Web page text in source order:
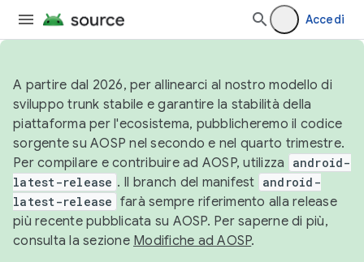
Accedi
A partire dal 2026, per allinearci al nostro modello di
sviluppo trunk stabile e garantire la stabilità della
piattaforma per l'ecosistema, pubblicheremo il codice
sorgente su AOSP nel secondo e nel quarto trimestre.
Per compilare e contribuire ad AOSP, utilizza
android-
latest-release . Il branch del manifest android-
latest-release farà sempre riferimento alla release
più recente pubblicata su AOSP. Per saperne di più,
consulta la sezione Modifiche ad AOSP.